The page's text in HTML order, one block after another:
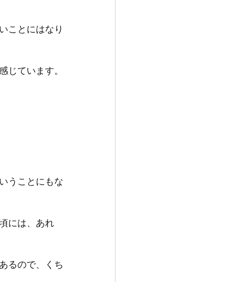
ことにはなり
ています。
うことにもな
には、あれ
るので、くち